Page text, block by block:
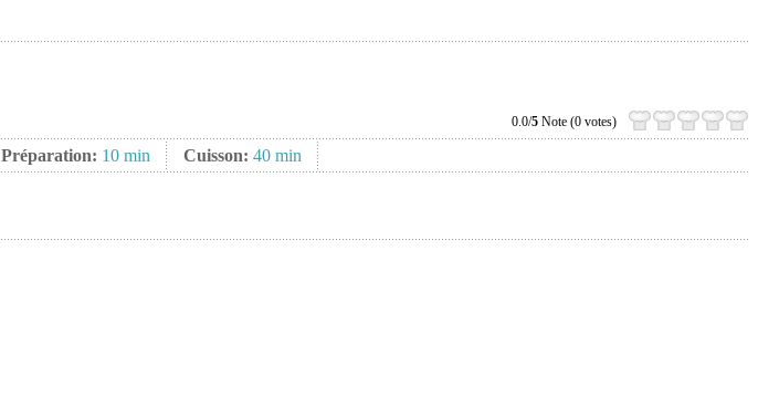
0.0/5 Note (0 votes)
Préparation: 10 min Cuisson: 40 min